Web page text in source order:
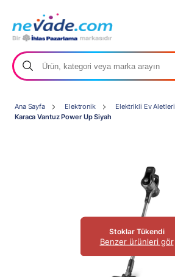
Ana Sayfa Elektronik Elektrikli Ev Aletleri
Karaca Vantuz Power Up Siyah
Stoklar Tükendi
Benzer ürünleri gör